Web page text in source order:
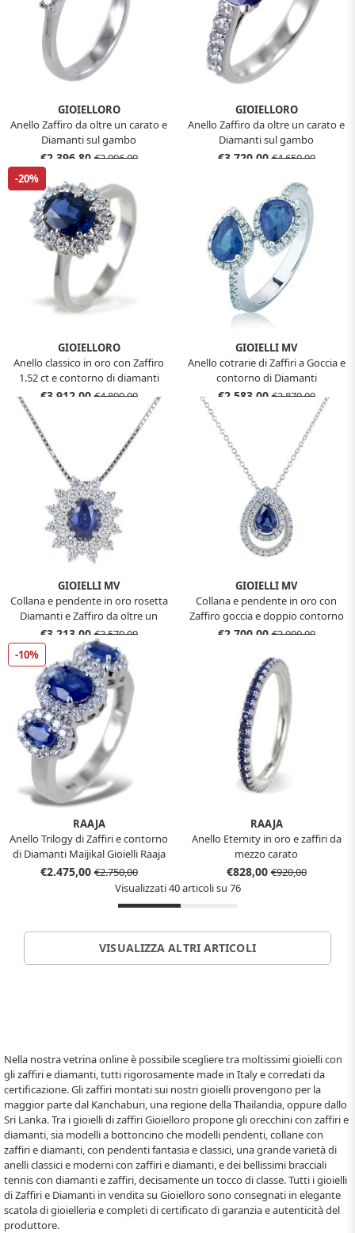
GIOIELLORO
Anello Zaffiro da oltre un carato e
Diamanti sul gambo
€2.396,80€2.996,00
GIOIELLORO
Anello Zaffiro da oltre un carato e
Diamanti sul gambo
€3.720,00€4.650,00
-20%
GIOIELLORO
Anello classico in oro con Zaffiro
1.52 ct e contorno di diamanti
€3.912,00€4.890,00
GIOIELLI MV
Anello cotrarie di Zaffiri a Goccia e
contorno di Diamanti
€2.583,00€2.870,00
GIOIELLI MV
Collana e pendente in oro rosetta
Diamanti e Zaffiro da oltre un
carato
€3.213,00€3.570,00
GIOIELLI MV
Collana e pendente in oro con
Zaffiro goccia e doppio contorno
di diamanti
€2.700,00€3.000,00
-10%
RAAJA
Anello Trilogy di Zaffiri e contorno
di Diamanti Maijikal Gioielli Raaja
€2.475,00€2.750,00
RAAJA
Anello Eternity in oro e zaffiri da
mezzo carato
€828,00€920,00
Visualizzati 40 articoli su 76
VISUALIZZA ALTRI ARTICOLI
Nella nostra vetrina online è possibile scegliere tra moltissimi gioielli con
gli zaffiri e diamanti, tutti rigorosamente made in Italy e corredati da
certificazione. Gli zaffiri montati sui nostri gioielli provengono per la
maggior parte dal Kanchaburi, una regione della Thailandia, oppure dallo
Sri Lanka. Tra i gioielli di zaffiri Gioielloro propone gli orecchini con zaffiri e
diamanti, sia modelli a bottoncino che modelli pendenti, collane con
zaffiri e diamanti, con pendenti fantasia e classici, una grande varietà di
anelli classici e moderni con zaffiri e diamanti, e dei bellissimi bracciali
tennis con diamanti e zaffiri, decisamente un tocco di classe. Tutti i gioielli
di Zaffiri e Diamanti in vendita su Gioielloro sono consegnati in elegante
scatola di gioielleria e completi di certificato di garanzia e autenticità del
produttore.